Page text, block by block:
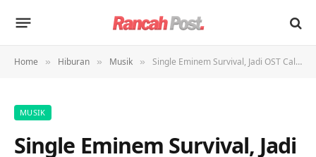
Home » Hiburan » Musik » Single Eminem Survival, Jadi OST Call of Duty Ghosts
MUSIK
Single Eminem Survival, Jadi